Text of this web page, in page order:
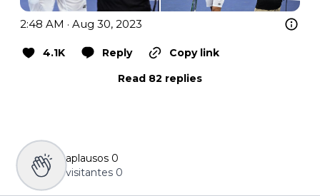
2:48 AM · Aug 30, 2023
4.1K Reply
Copy link
Read 82 replies
aplausos 0
visitantes 0